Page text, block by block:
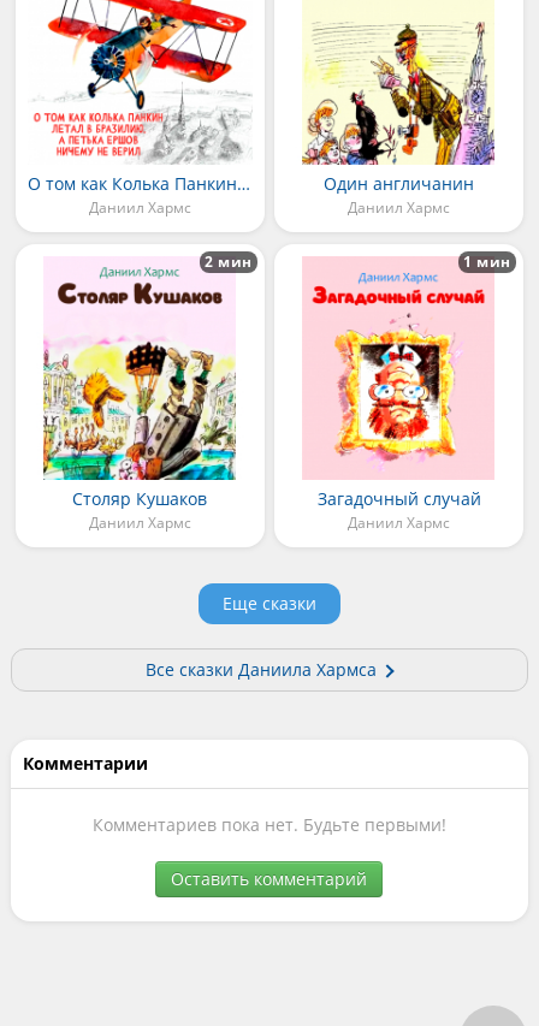
О том как Колька Панкин летал в Бразилию, а Петька Ершов ничему не верил
Даниил Хармс
Один англичанин
Даниил Хармс
Столяр Кушаков
Даниил Хармс
2 мин
Загадочный случай
Даниил Хармс
1 мин
Еще сказки
Все сказки Даниила Хармса
Комментарии
Комментариев пока нет. Будьте первыми!
Оставить комментарий